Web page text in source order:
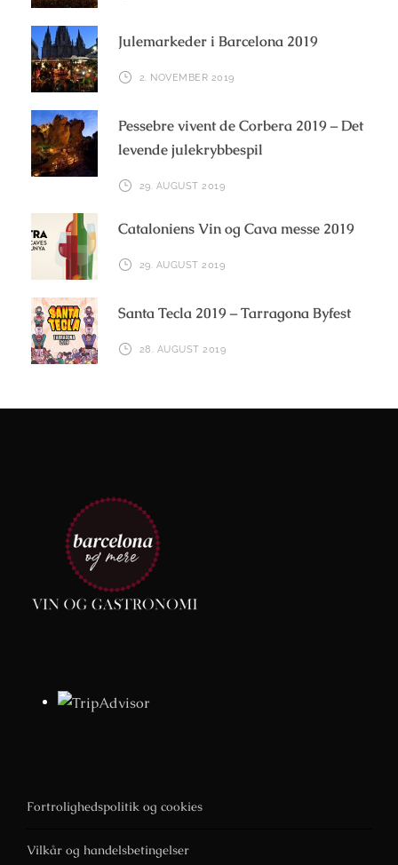
Julemarkeder i Barcelona 2019
2. NOVEMBER 2019
Pessebre vivent de Corbera 2019 – Det
levende julekrybbespil
29. AUGUST 2019
Cataloniens Vin og Cava messe 2019
29. AUGUST 2019
Santa Tecla 2019 – Tarragona Byfest
28. AUGUST 2019
Fortrolighedspolitik og cookies
Vilkår og handelsbetingelser